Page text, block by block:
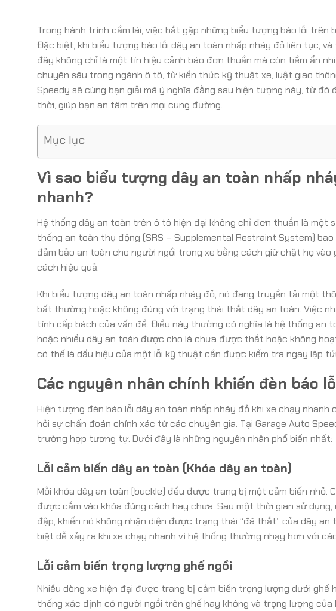
Trong hành trình cầm lái, việc bắt gặp những biểu tượng báo lỗi trên
Đặc biệt, khi biểu tượng báo lỗi dây an toàn nhấp nháy đỏ liên tục,
đây không chỉ là một tín hiệu cảnh báo đơn thuần mà còn tiềm ẩn
chuyên sâu trong ngành ô tô, từ kiến thức kỹ thuật xe, luật giao
Speedy sẽ cùng bạn giải mã ý nghĩa đằng sau hiện tượng này, từ đó
thời, giúp bạn an tâm trên mọi cung đường.
Mục lục
Vì sao biểu tượng dây an toàn nhấp
nhanh?
Hệ thống dây an toàn trên ô tô hiện đại không chỉ đơn thuần là một
thống an toàn thụ động (SRS – Supplemental Restraint System)
đảm bảo an toàn cho người ngồi trong xe bằng cách giữ chặt họ
cách hiệu quả.
Khi biểu tượng dây an toàn nhấp nháy đỏ, nó đang truyền tải một
bất thường hoặc không đúng với trạng thái thắt dây an toàn. Việc
tính cấp bách của vấn đề. Điều này thường có nghĩa là hệ thống an
hoặc nhiều dây an toàn được cho là chưa được thắt hoặc không
có thể là dấu hiệu của một lỗi kỹ thuật cần được kiểm tra ngay lập
Các nguyên nhân chính khiến đèn báo
Hiện tượng đèn báo lỗi dây an toàn nhấp nháy đỏ khi xe chạy
hỏi sự chẩn đoán chính xác từ các chuyên gia. Tại Garage Auto
trường hợp tương tự. Dưới đây là những nguyên nhân phổ biến nhất:
Lỗi cảm biến dây an toàn (Khóa dây an toàn)
Mỗi khóa dây an toàn (buckle) đều được trang bị một cảm biến nhỏ.
được cắm vào khóa đúng cách hay chưa. Sau một thời gian sử
đập, khiến nó không nhận diện được trạng thái “đã thắt” của dây
biệt dễ xảy ra khi xe chạy nhanh vì hệ thống thường nhạy hơn với
Lỗi cảm biến trọng lượng ghế ngồi
Nhiều dòng xe hiện đại được trang bị cảm biến trọng lượng dưới ghế
thống xác định có người ngồi trên ghế hay không và trọng lượng